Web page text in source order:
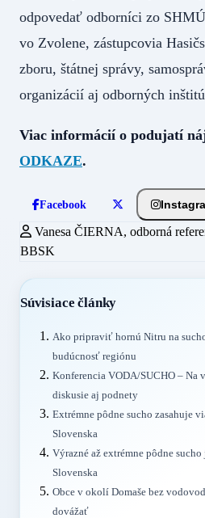
odpovedať odborníci zo
vo Zvolene, zástupcovia
zboru, štátnej správy,
organizácií aj odborných
Viac informácií o podujatí
ODKAZE.
Facebook
Vanesa ČIERNA, odborná
BBSK
Súvisiace články
Ako pripraviť hornú Nitru na
budúcnosť regiónu
Konferencia VODA/SUCHO – Na
diskusie aj podnety
Extrémne pôdne sucho zasahuje
Slovenska
Výrazné až extrémne pôdne
Slovenska
Obce v okolí Domaše bez
dovážať